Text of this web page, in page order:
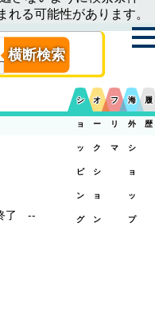
れる可能性があります。